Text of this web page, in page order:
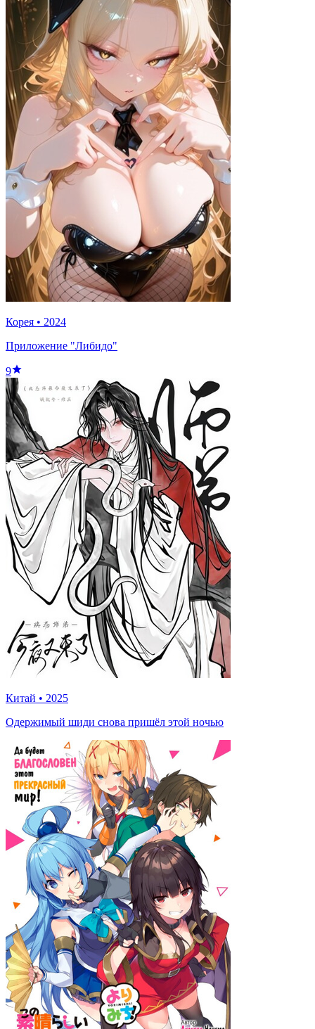
Корея • 2024
Приложение "Либидо"
9
Китай • 2025
Одержимый шиди снова пришёл этой ночью